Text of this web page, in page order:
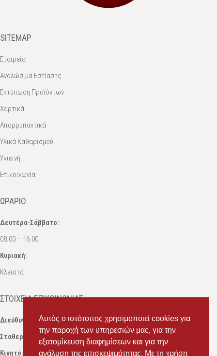
Αυτός ο ιστότοπος χρησιμοποιεί cookies για
την παροχή των υπηρεσιών μας, για την
εξατομίκευση διαφημίσεων και για την
ανάλυση της επισκεψιμότητας. Με τη χρήση
SITEMAP
Εταιρεία
Αναλώσιμα Εστίασης
Εκτύπωση Προϊόντων
Χαρτικά
Απορρυπαντικά
Υλικά Καθαρισμού
Υγιεινή
Επικοινωνία
ΩΡΆΡΙΟ
Δευτέρα-Σάββατο:
08.00 – 16.00
Κυριακή:
Κλειστά
ΣΤΟΙΧΕΊΑ ΕΠΙΚΟΙΝΩΝΊΑΣ
Διεύθυνση:
Ευδόξου 7, Πάτρα, Τ.Κ. 263 31
Σταθερό:
2614 000595
Κινητό:
69434 75072, Σαλπόγλου Μαρία